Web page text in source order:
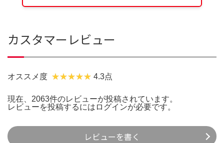
カスタマーレビュー
オススメ度 4.3点
現在、2063件のレビューが投稿されています。
レビューを投稿するには ログインが必要です。
レビューを書く